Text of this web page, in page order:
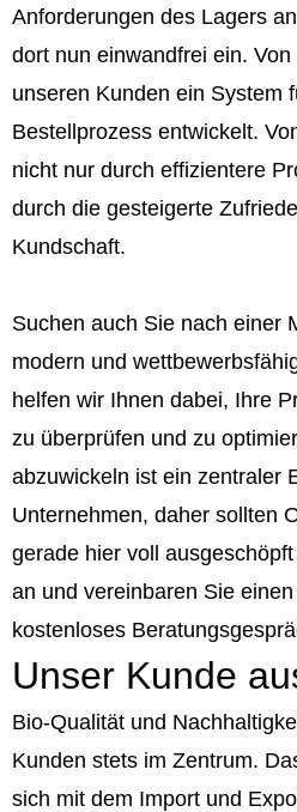
Anforderungen des Lagers
dort nun einwandfrei ein.
unseren Kunden ein System
Bestellprozess entwickelt.
nicht nur durch effizientere
durch die gesteigerte
Kundschaft.
Suchen auch Sie nach einer
modern und
helfen wir Ihnen dabei, Ihre
zu überprüfen und zu
abzuwickeln ist ein zentraler
Unternehmen, daher sollten
gerade hier voll
an und vereinbaren Sie
kostenloses
Unser Kunde
Bio-Qualität und
Kunden stets im Zentrum.
sich mit dem Import und